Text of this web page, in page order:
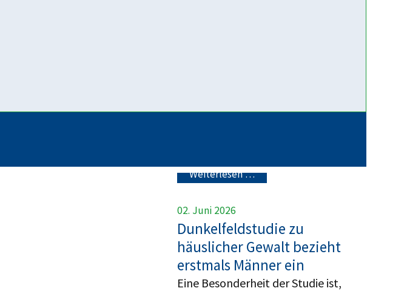
Weiterlesen …
02. Juni 2026
Dunkelfeldstudie zu
häuslicher Gewalt bezieht
erstmals Männer ein
Eine Besonderheit der Studie ist,